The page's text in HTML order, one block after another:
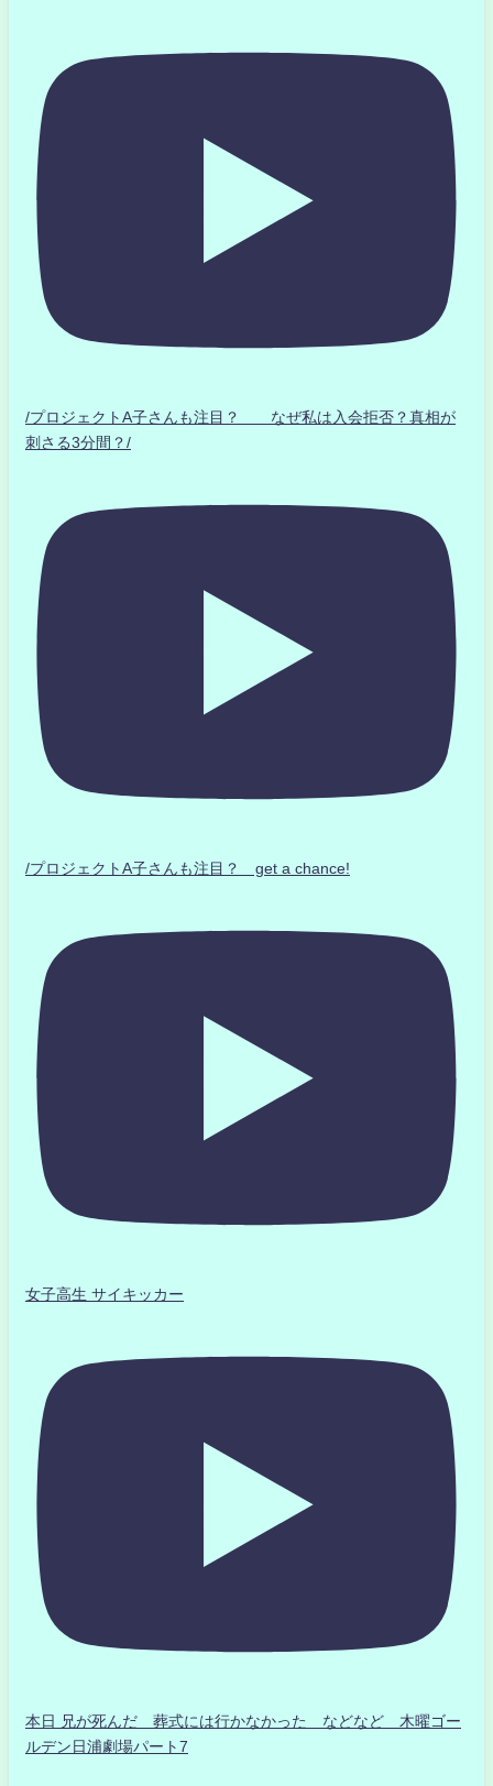
/プロジェクトA子さんも注目？ なぜ私は入会拒否？真相が
刺さる3分間？/
/プロジェクトA子さんも注目？ get a chance!
女子高生 サイキッカー
本日 兄が死んだ 葬式には行かなかった などなど 木曜ゴー
ルデン日浦劇場パート7